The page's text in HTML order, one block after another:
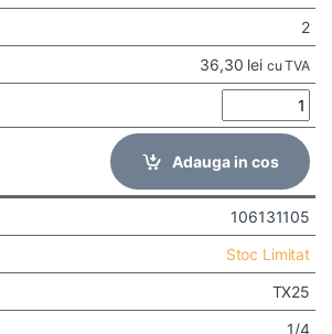
2
36,30 lei cu TVA
Adauga in cos
106131105
Stoc Limitat
TX25
1/4